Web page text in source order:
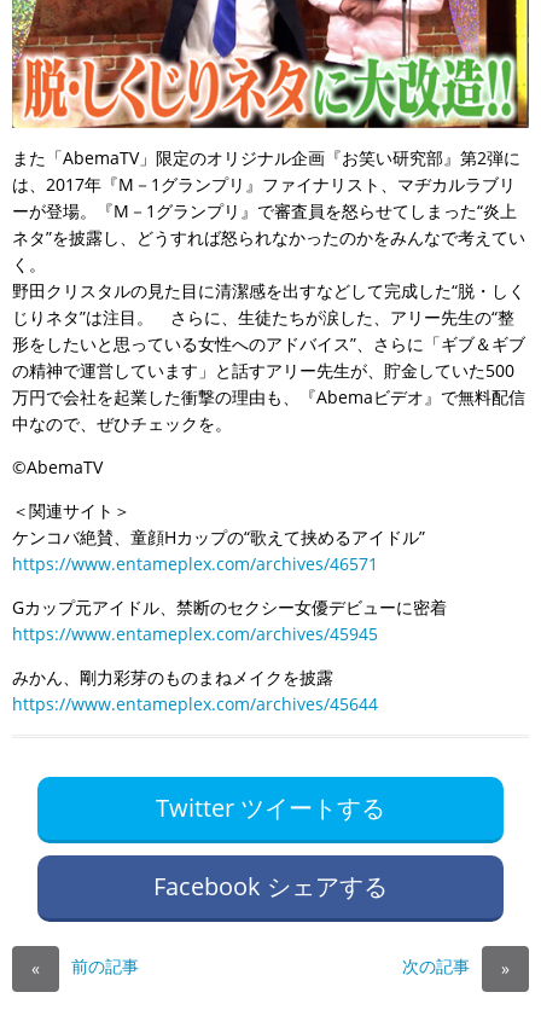
また「AbemaTV」限定のオリジナル企画『お笑い研究部』第2弾に
は、2017年『M－1グランプリ』ファイナリスト、マヂカルラブリ
ーが登場。『M－1グランプリ』で審査員を怒らせてしまった“炎上
ネタ”を披露し、どうすれば怒られなかったのかをみんなで考えてい
く。
野田クリスタルの見た目に清潔感を出すなどして完成した“脱・しく
じりネタ”は注目。 さらに、生徒たちが涙した、アリー先生の“整
形をしたいと思っている女性へのアドバイス”、さらに「ギブ＆ギブ
の精神で運営しています」と話すアリー先生が、貯金していた500
万円で会社を起業した衝撃の理由も、『Abemaビデオ』で無料配信
中なので、ぜひチェックを。
©AbemaTV
＜関連サイト＞
ケンコバ絶賛、童顔Hカップの“歌えて挟めるアイドル”
https://www.entameplex.com/archives/46571
Gカップ元アイドル、禁断のセクシー女優デビューに密着
https://www.entameplex.com/archives/45945
みかん、剛力彩芽のものまねメイクを披露
https://www.entameplex.com/archives/45644
Twitter ツイートする
Facebook シェアする
« 前の記事 次の記事 »